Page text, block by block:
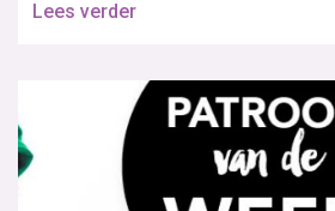
Lees verder